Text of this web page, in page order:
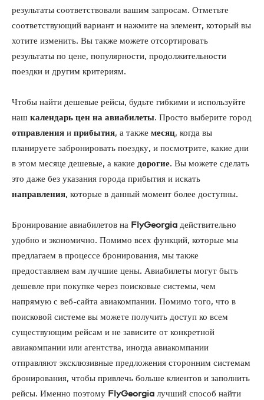
результаты соответствовали вашим запросам. Отметьте
соответствующий вариант и нажмите на элемент, который вы
хотите изменить. Вы также можете отсортировать
результаты по цене, популярности, продолжительности
поездки и другим критериям.
Чтобы найти дешевые рейсы, будьте гибкими и используйте
наш календарь цен на авиабилеты. Просто выберите город
отправления и прибытия, а также месяц, когда вы
планируете забронировать поездку, и посмотрите, какие дни
в этом месяце дешевые, а какие дорогие. Вы можете сделать
это даже без указания города прибытия и искать
направления, которые в данный момент более доступны.
Бронирование авиабилетов на FlyGeorgia действительно
удобно и экономично. Помимо всех функций, которые мы
предлагаем в процессе бронирования, мы также
предоставляем вам лучшие цены. Авиабилеты могут быть
дешевле при покупке через поисковые системы, чем
напрямую с веб-сайта авиакомпании. Помимо того, что в
поисковой системе вы можете получить доступ ко всем
существующим рейсам и не зависите от конкретной
авиакомпании или агентства, иногда авиакомпании
отправляют эксклюзивные предложения сторонним системам
бронирования, чтобы привлечь больше клиентов и заполнить
рейсы. Именно поэтому FlyGeorgia лучший способ найти